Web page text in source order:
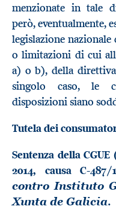
menzionate in tale
però, eventualmente,
legislazione
o limitazioni di cui
a) o b), della
singolo caso, le
disposizioni siano
Tutela dei
Sentenza della
2014, causa C-487/
contro Instituto
Xunta de Galicia.